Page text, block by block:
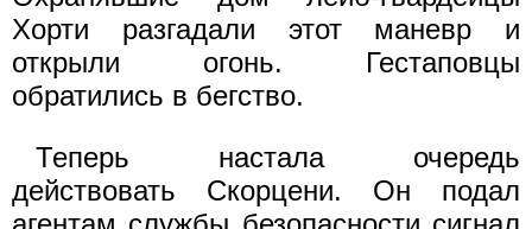
Хорти разгадали этот маневр и
открыли огонь. Гестаповцы
обратились в бегство.
Теперь настала очередь
действовать Скорцени. Он подал